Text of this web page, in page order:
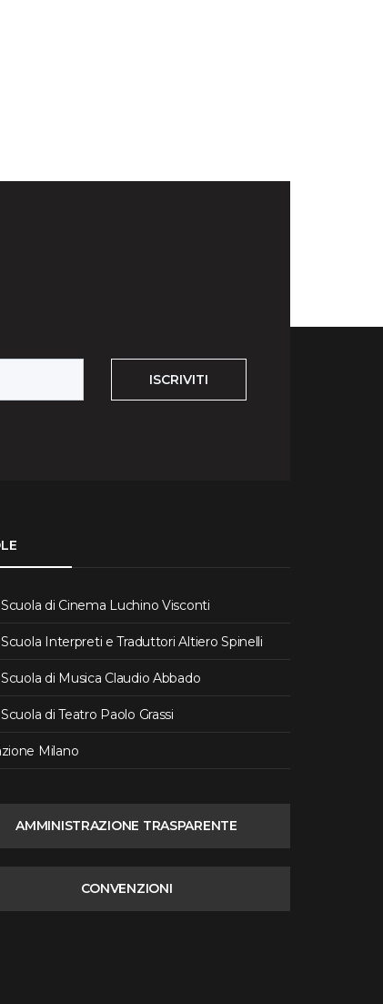
ISCRIVITI
Scuola di Cinema Luchino Visconti
Scuola Interpreti e Traduttori Altiero Spinelli
di Musica Claudio Abbado
di Teatro Paolo Grassi
Milano
AMMINISTRAZIONE TRASPARENTE
CONVENZIONI